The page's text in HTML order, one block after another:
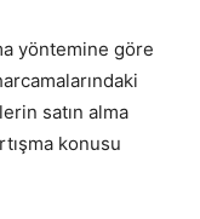
yöntemine göre
satın alma
konusu